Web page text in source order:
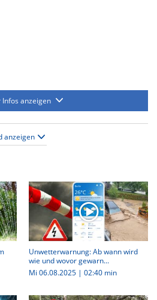
Infos anzeigen
Unwetterwarnung: Ab wann wird
wie und wovor gewarn...
Mi 06.08.2025 | 02:40 min